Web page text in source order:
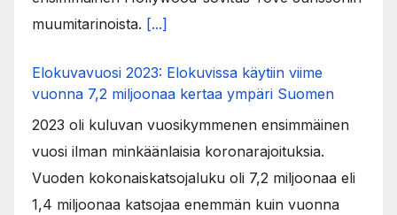
muumitarinoista. [...]
Elokuvavuosi 2023: Elokuvissa käytiin viime
vuonna 7,2 miljoonaa kertaa ympäri Suomen
2023 oli kuluvan vuosikymmenen ensimmäinen
vuosi ilman minkäänlaisia koronarajoituksia.
Vuoden kokonaiskatsojaluku oli 7,2 miljoonaa eli
1,4 miljoonaa katsojaa enemmän kuin vuonna